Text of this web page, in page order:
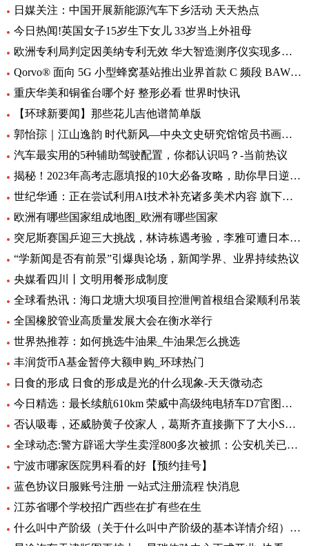
日媒关注：中国开展新能源汽车下乡活动 天天热点
今日热闻!英国女子15岁生下女儿 33岁当上外祖母
欧洲专利局判定因美纳专利无效 华大智造测序仪实现多国销售 环球动态
Qorvo® 面向 5G 小型蜂窝基站推出业界首款 C 频段 BAW 带通滤波器和开关/LNA 模块
重庆华美和铜雀台哪个好 整形必看 世界时快讯
【环球新要闻】那些花儿吉他谱简单版
郭怡孮｜江山逸韵 时代新风—中央文史研究馆馆员书画作品展
汽车最实用的5种辅助驾驶配置，你都认识吗？-当前热议
揭秘！2023年高考志愿填报的10大必备攻略，助你早日逆袭上岸！
世纪华通：正在尝试利用AI技术补充诸多美术内容 旗下盛趣游戏不少产品都已开始小规模使用-热门看点
欧洲有哪些国家组成地图_欧洲有哪些国家
突尼斯赛国乒迎三大挑战，林诗栋遇考验，李雅可遭日本选手围堵
“学新闻是否有前景”引爆舆论场，新闻学界、业界持续热议
央媒看四川丨文明用餐形成制度
全球看热讯：海口龙塘大坝项目控泄闸首根组合梁顺利吊装
全国橡胶管业高质量发展大会在衡水举行
世界热推荐：如何挑选牛油果_牛油果怎么挑选
丰润货币A基金暂停大额申购_环球热门
日食的形成 日食的形成是光的什么现象-天天微动态
今日精选：最长续航610km 荣威中高级纯电轿车D7官图发布
否认吸毒，还威胁黄子佼家人，葛斯齐直接撕下了大小S的虚假面具_世界新动态
全球动态:警方辟谣大学生卖淫800多次被抓：公安机关已立案调查
宁波市哪家医院男科看的好【预约挂号】
蓝色协议日服账号注册 一站式注册流程 快消息
江苏省哪个学校招广西些在扩有些在生
什么叫中产阶级（关于什么叫中产阶级的基本详情介绍） 天天观天下